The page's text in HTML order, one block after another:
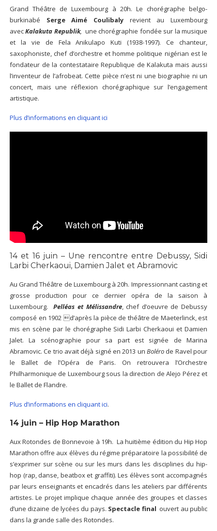
Grand Théâtre de Luxembourg à 20h. Le chorégraphe belgo-
burkinabé Serge Aimé Coulibaly revient au Luxembourg
avecKalakuta Republik, une chorégraphie fondée sur la musique
et la vie de Fela Anikulapo Kuti (1938-1997). Ce chanteur,
saxophoniste, chef d’orchestre et homme politique nigérian est le
fondateur de la contestataire Republique de Kalakuta mais aussi
l’inventeur de l’afrobeat. Cette pièce n’est ni une biographie ni un
concert, mais une réflexion chorégraphique sur l’engagement
artistique.
Plus d’informations en cliquant ici
14 et 16 juin – Une rencontre entre Debussy, Sidi
Larbi Cherkaoui, Damien Jalet et Abramovic
Au Grand Théâtre de Luxembourg à 20h. Impressionnant casting et
grosse production pour ce dernier opéra de la saison à
Luxembourg.Pelléas et Mélissandre, chef d’oeuvre de Debussy
composé en 1902 d’après la pièce de théâtre de Maeterlinck, est
mis en scène par le chorégraphe Sidi Larbi Cherkaoui et Damien
Jalet. La scénographie pour sa part est signée de Marina
Abramovic. Ce trio avait déjà signé en 2013 un Boléro de Ravel pour
le Ballet de l’Opéra de Paris. On retrouvera l’Orchestre
Philharmonique de Luxembourg sous la direction de Alejo Pérez et
le Ballet de Flandre.
Plus d’informations en cliquant ici.
14 juin – Hip Hop Marathon
Aux Rotondes de Bonnevoie à 19h. La huitième édition du Hip Hop
Marathon offre aux élèves du régime préparatoire la possibilité de
s’exprimer sur scène ou sur les murs dans les disciplines du hip-
hop (rap, danse, beatbox et graffiti). Les élèves sont accompagnés
par leurs enseignants et encadrés dans les ateliers par différents
artistes. Le projet implique chaque année des groupes et classes
d’une dizaine de lycées du pays. Spectacle final ouvert au public
dans la grande salle des Rotondes.